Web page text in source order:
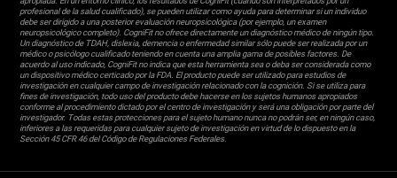
profesional de la salud cualificado), se pueden utilizar como ayuda para determinar si un individuo
debe ser dirigido a una posterior evaluación neuropsicológica (por ejemplo, un examen
neuropsicológico completo). CogniFit no ofrece directamente un diagnóstico médico de ningún tipo.
Un diagnóstico de TDAH, dislexia, demencia o enfermedad similar sólo puede ser realizada por un
médico o psicólogo cualificado teniendo en cuenta una amplia gama de posibles factores. De
acuerdo al uso indicado, CogniFit no indica que esta herramienta sea o deba ser considerada como
un dispositivo médico certicado por la FDA. El producto puede ser utilizado para estudios de
investigación en cualquier campo de investigación relacionado con la cognición. Si se utiliza para
fines de investigación, todo uso del producto debe hacerse en los sujetos humanos apropiados
conforme al procedimiento dictado por el centro de investigación y será una obligación por parte del
investigador. Todas estas protecciones para el sujeto humano nunca no podrán ser, en ningún caso,
inferiores a las requeridas para cualquier sujeto de investigación en virtud de lo dispuesto en la
Sección 45 CFR 46 del Código de Regulaciones Federales.